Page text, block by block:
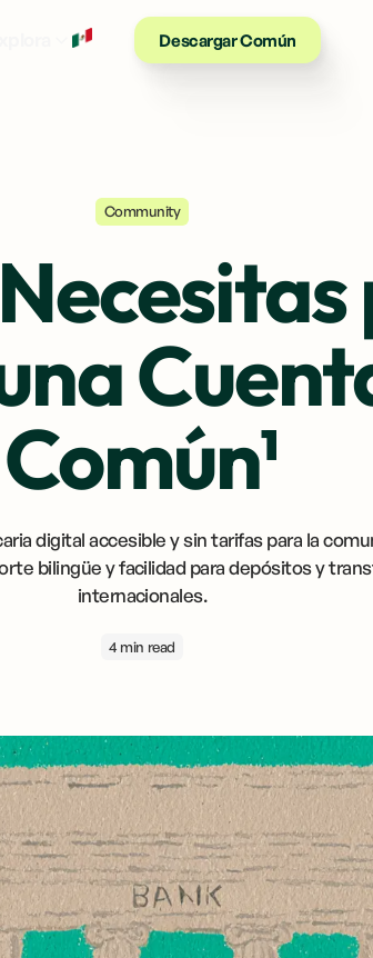
Descargar Común
Community
Común¹
digital accesible y sin tarifas para la
bilingüe y facilidad para depósitos y
internacionales.
4 min read